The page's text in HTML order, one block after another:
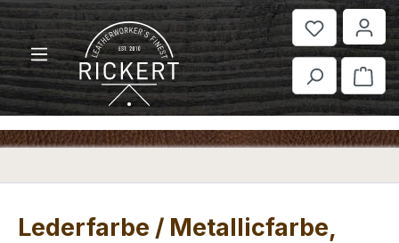
Zum Hauptinhalt springen
Lederfarbe / Metallicfarbe,